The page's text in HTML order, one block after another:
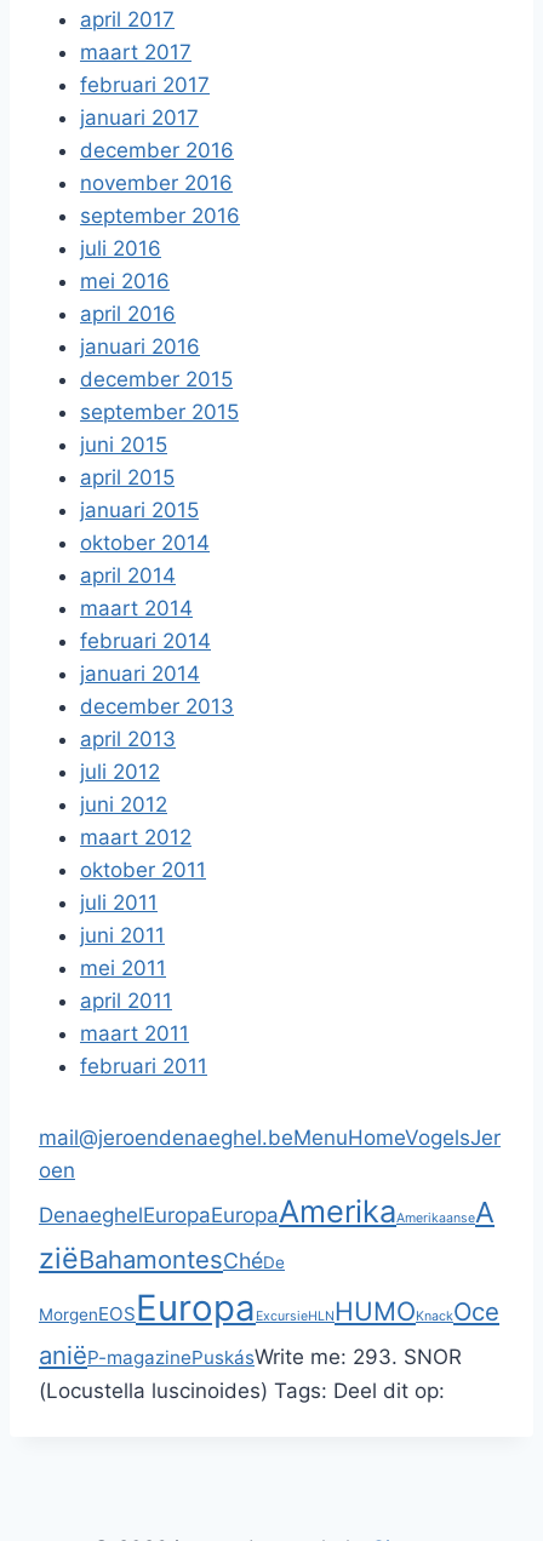
april 2017
maart 2017
februari 2017
januari 2017
december 2016
november 2016
september 2016
juli 2016
mei 2016
april 2016
januari 2016
december 2015
september 2015
juni 2015
april 2015
januari 2015
oktober 2014
april 2014
maart 2014
februari 2014
januari 2014
december 2013
april 2013
juli 2012
juni 2012
maart 2012
oktober 2011
juli 2011
juni 2011
mei 2011
april 2011
maart 2011
februari 2011
mail@jeroendenaeghel.beMenuHomeVogelsJer
oen
DenaeghelEuropaEuropaAmerikaAmerikaanseA
ziëBahamontesChéDe
MorgenEOSEuropa ExcursieHLNHUMOKnackOce
aniëP-magazinePuskásWrite me: 293. SNOR
(Locustella luscinoides) Tags: Deel dit op: